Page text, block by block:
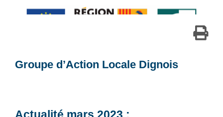
Groupe d’Action Locale Dignois